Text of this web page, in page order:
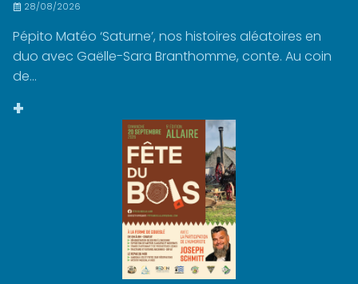
28/08/2026
Pépito Matéo ‘Saturne’, nos histoires aléatoires en
duo avec Gaëlle-Sara Branthomme, conte. Au coin
de...
+